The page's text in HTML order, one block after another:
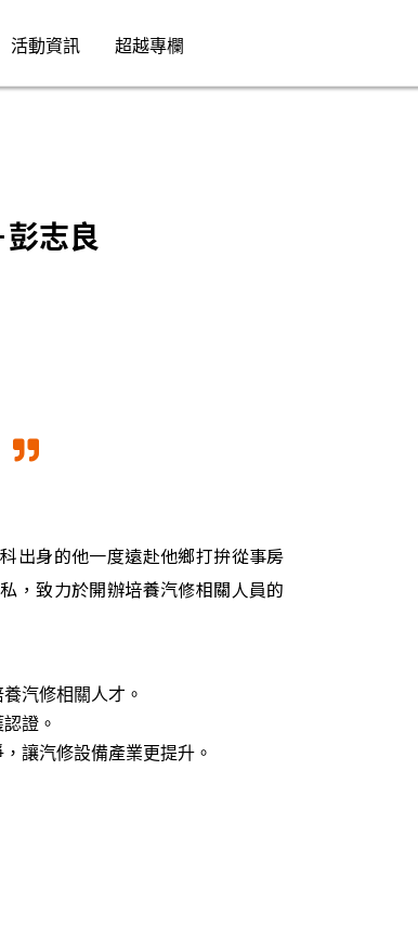
志良
出身的他一度遠赴他鄉打拚從事房
，致力於開辦培養汽修相關人員的
汽修相關人才。
證。
讓汽修設備產業更提升。
活動資訊 超越專欄